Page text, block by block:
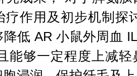
疗作用及初步机制探
低 AR 小鼠外周血
能够一定程度上减